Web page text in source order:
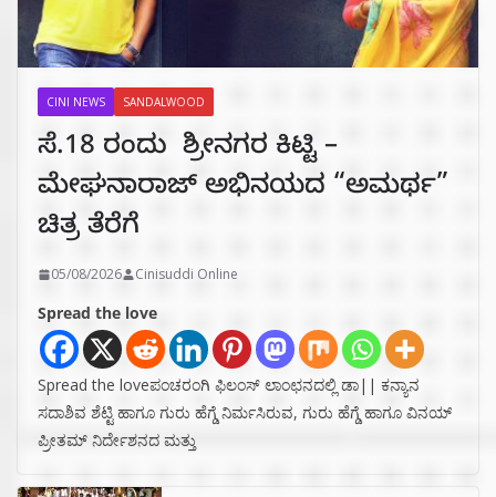
CINI NEWS SANDALWOOD
ಸೆ.18 ರಂದು ಶ್ರೀನಗರ ಕಿಟ್ಟಿ –
ಮೇಘನಾರಾಜ್ ಅಭಿನಯದ “ಅಮರ್ಥ”
ಚಿತ್ರ ತೆರೆಗೆ
05/08/2026 Cinisuddi Online
Spread the love
Spread the loveಪಂಚರಂಗಿ ಫಿಲಂಸ್ ಲಾಂಛನದಲ್ಲಿ ಡಾ|| ಕನ್ಯಾನ
ಸದಾಶಿವ ಶೆಟ್ಟಿ ಹಾಗೂ ಗುರು ಹೆಗ್ಡೆ ನಿರ್ಮಸಿರುವ, ಗುರು ಹೆಗ್ಡೆ ಹಾಗೂ ವಿನಯ್
ಪ್ರೀತಮ್ ನಿರ್ದೇಶನದ ಮತ್ತು